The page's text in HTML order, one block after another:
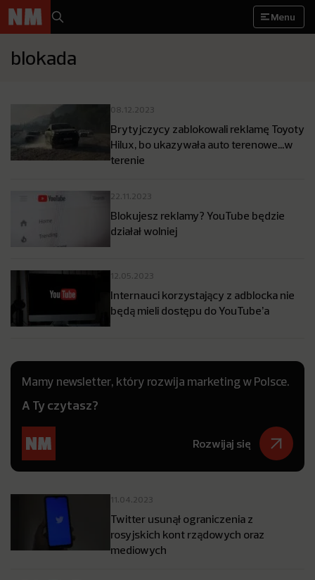
Menu
blokada
08.12.2023
Brytyjczycy zablokowali reklamę Toyoty
Hilux, bo ukazywała auto terenowe…w
terenie
22.11.2023
Blokujesz reklamy? YouTube będzie
działał wolniej
12.05.2023
Internauci korzystający z adblocka nie
będą mieli dostępu do YouTube’a
Mamy newsletter, który rozwija marketing w Polsce.
A Ty czytasz?
Rozwijaj się
11.04.2023
Twitter usunął ograniczenia z
rosyjskich kont rządowych oraz
mediowych